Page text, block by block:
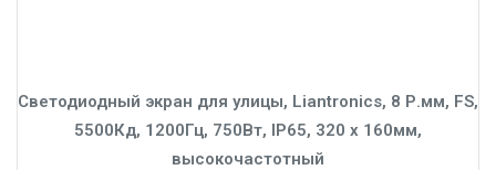
Светодиодный экран для улицы, Liantronics, 8 Р.мм, FS,
5500Кд, 1200Гц, 750Вт, IP65, 320 x 160мм,
высокочастотный